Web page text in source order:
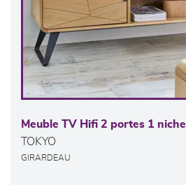
Meuble TV Hifi 2 portes 1 niche
TOKYO
GIRARDEAU